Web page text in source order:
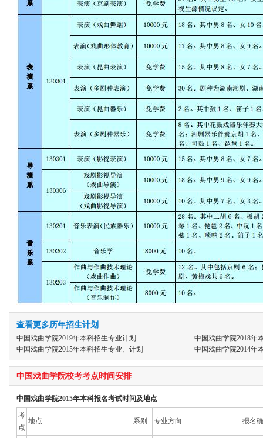
查看更多历年招生计划
中国戏曲学院2019年本科招生专业计划
中国戏曲学院2018年
中国戏曲学院2015年本科招生专业、计划
中国戏曲学院2014年
中国戏曲学院校考考点时间安排
中国戏曲学院2015年本科报名考试时间及地点
考
点
地点 系别 专业方向 报名